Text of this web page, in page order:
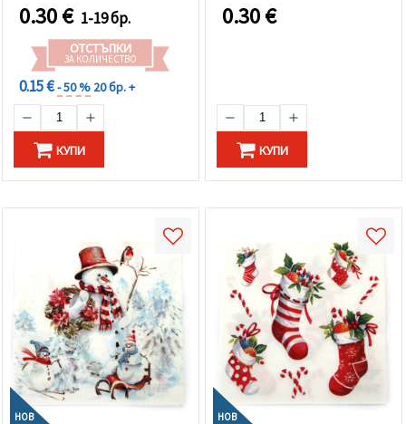
0.30€ 1-19 бр.
ОТСТЪПКИ
ЗА КОЛИЧЕСТВО
0.15 €- 50 % 20 бр. +
КУПИ
0.30€
КУПИ
НОВ НОВ